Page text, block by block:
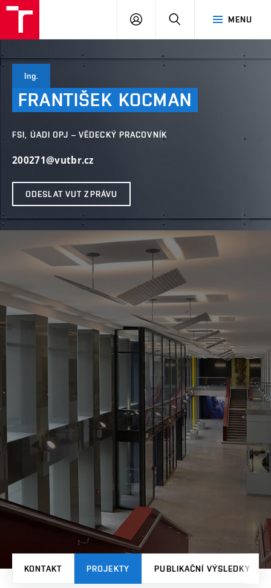
MENU
PŘIHLÁSIT
Ing.
FRANTIŠEK KOCMAN
FSI, ÚADI OPJ – VĚDECKÝ PRACOVNÍK
200271@vutbr.cz
ODESLAT VUT ZPRÁVU
KONTAKT PROJEKTY PUBLIKAČNÍ VÝSLEDKY